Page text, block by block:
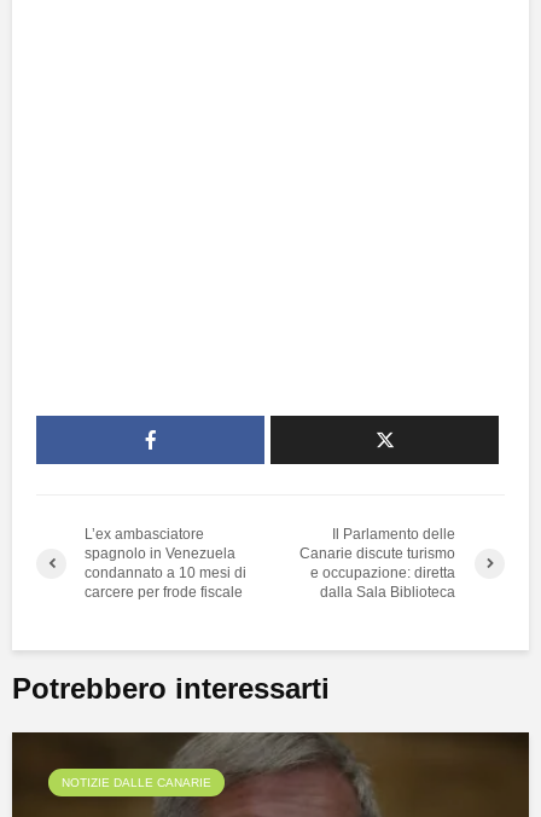
L’ex ambasciatore
spagnolo in Venezuela
condannato a 10 mesi di
carcere per frode fiscale
Il Parlamento delle
Canarie discute turismo
e occupazione: diretta
dalla Sala Biblioteca
Potrebbero interessarti
NOTIZIE DALLE CANARIE